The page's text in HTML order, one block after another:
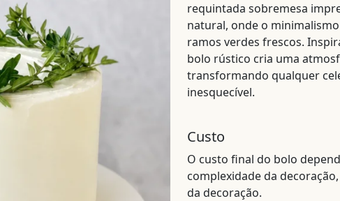
requintada sobremesa
natural, onde o
ramos verdes frescos.
bolo rústico cria uma
transformando qualquer
inesquecível.
Custo
O custo final do bolo
complexidade da
da decoração.